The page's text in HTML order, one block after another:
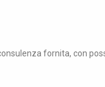
fornita, con